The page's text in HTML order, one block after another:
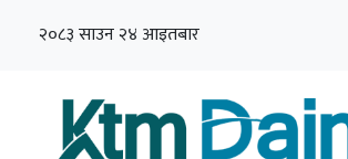
२०८३ साउन २४ आइतबार